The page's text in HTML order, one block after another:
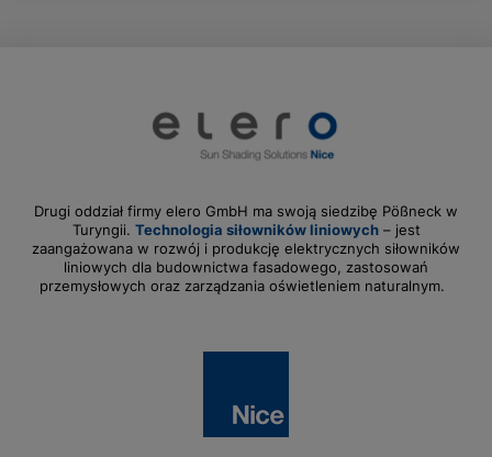
Drugi oddział firmy elero GmbH ma swoją siedzibę Pößneck w
Turyngii. Technologia siłowników liniowych– jest
zaangażowana w rozwój i produkcję elektrycznych siłowników
liniowych dla budownictwa fasadowego, zastosowań
przemysłowych oraz zarządzania oświetleniem naturalnym.